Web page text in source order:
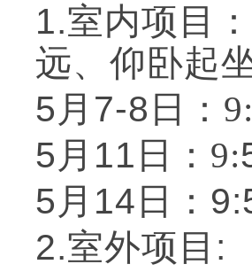
1.室内项目
远、仰卧起坐
5月 7-8 日： 9:
5月 11 日： 9:
5月14日：9:
2.室外项目: